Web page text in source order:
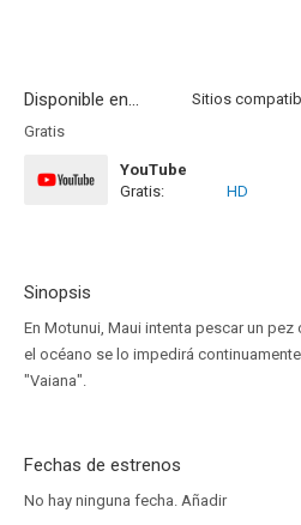
Disponible en...
Gratis
YouTube
Gratis:
HD
Sinopsis
En Motunui, Maui intenta pescar un
el océano se lo impedirá
"Vaiana".
Fechas de estrenos
No hay ninguna fecha. Añadir